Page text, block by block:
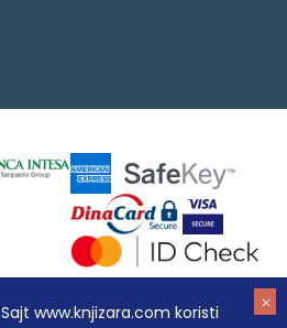
Sajt www.knjizara.com koristi